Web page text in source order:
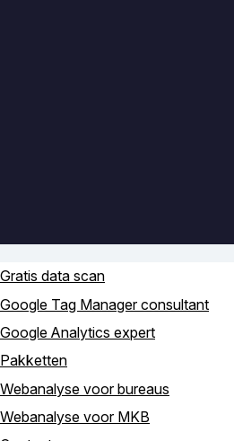
Gratis data scan
Google Tag Manager consultant
Google Analytics expert
Pakketten
Webanalyse voor bureaus
Webanalyse voor MKB